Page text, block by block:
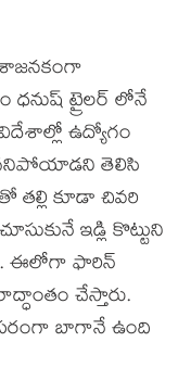
ధనుష్ ట్రైలర్ లోనే
ఉద్యోగం
చనిపోయాడని తెలిసి
తల్లి కూడా చివరి
ఇడ్లి కొట్టుని
ఈలోగా ఫారిన్
చేస్తారు.
పరంగా బాగానే ఉంది